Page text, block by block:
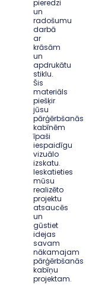
pieredzi
un
radošumu
darbā
ar
krāsām
un
apdrukātu
stiklu.
Šis
materiāls
piešķir
jūsu
pārģērbšanās
kabīnēm
īpaši
iespaidīgu
vizuālo
izskatu.
Ieskatieties
mūsu
realizēto
projektu
atsaucēs
un
gūstiet
idejas
savam
nākamajam
pārģērbšanās
kabīņu
projektam.